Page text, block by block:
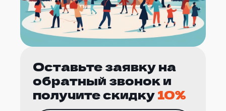
Оставьте заявку на
обратный звонок и
получите скидку10%